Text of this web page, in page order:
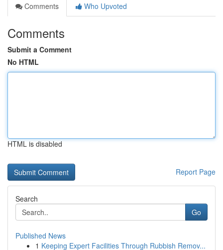
Comments
Who Upvoted
Comments
Submit a Comment
No HTML
HTML is disabled
Report Page
Search
Go
Published News
1 Keeping Expert Facilities Through Rubbish Remov...